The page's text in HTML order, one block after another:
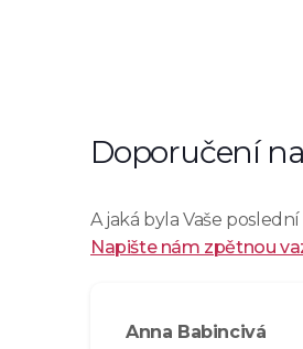
Doporučení
A jaká byla Vaše
Napište nám zpětnou
Anna Babincivá